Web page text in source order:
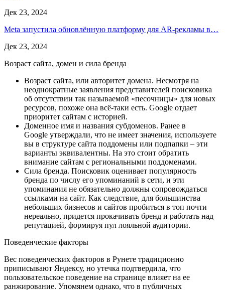
Дек 23, 2024
Meta запустила обновлённую платформу для AR-рекламы в…
Дек 23, 2024
Возраст сайта, домен и сила бренда
Возраст сайта, или авторитет домена. Несмотря на
неоднократные заявления представителей поисковика
об отсутствии так называемой «песочницы» для новых
ресурсов, похоже она всё-таки есть. Google отдает
приоритет сайтам с историей.
Доменное имя и названия субдоменов. Ранее в
Google утверждали, что не имеет значения, используете
вы в структуре сайта поддомены или подпапки – эти
варианты эквивалентны. На это стоит обратить
внимание сайтам с региональными поддоменами.
Сила бренда. Поисковик оценивает популярность
бренда по числу его упоминаний в сети, и эти
упоминания не обязательно должны сопровождаться
ссылками на сайт. Как следствие, для большинства
небольших бизнесов и сайтов пробиться в топ почти
нереально, придется прокачивать бренд и работать над
репутацией, формируя пул лояльной аудитории.
Поведенческие факторы
Вес поведенческих факторов в Рунете традиционно
приписывают Яндексу, но утечка подтвердила, что
пользовательское поведение на странице влияет на ее
ранжирование. Упомянем однако, что в публичных